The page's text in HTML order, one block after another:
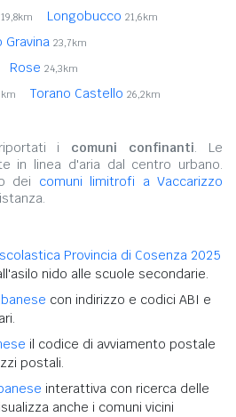
19,8km Longobucco 21,6km
Gravina 23,7km
Rose 24,3km
Torano Castello 26,2km
i comuni confinanti. Le
in linea d'aria dal centro urbano.
dei comuni limitrofi a Vaccarizzo
Provincia di Cosenza 2025
nido alle scuole secondarie.
con indirizzo e codici ABI e
il codice di avviamento postale
postali.
interattiva con ricerca delle
anche i comuni vicini